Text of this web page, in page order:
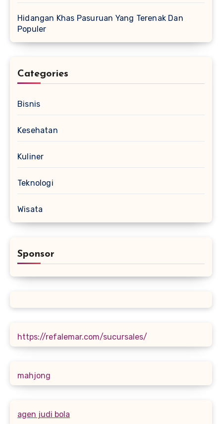
Hidangan Khas Pasuruan Yang Terenak Dan
Populer
Categories
Bisnis
Kesehatan
Kuliner
Teknologi
Wisata
Sponsor
https://refalemar.com/sucursales/
mahjong
agen judi bola